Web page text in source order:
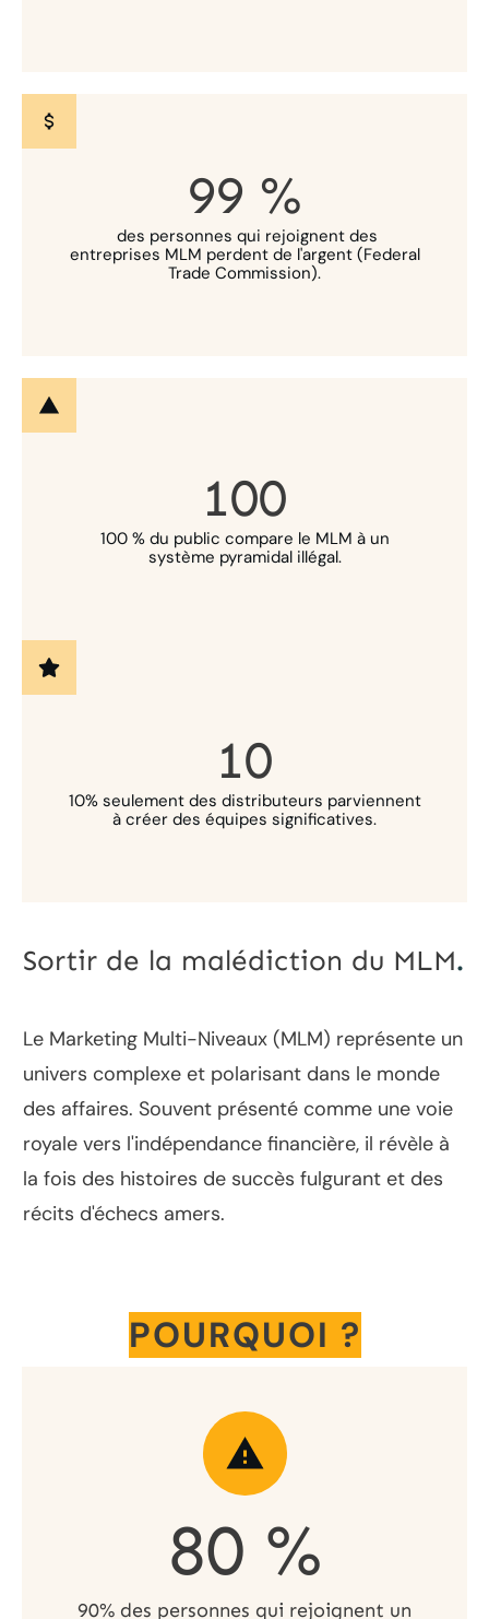
99 %
des personnes qui rejoignent des
entreprises MLM perdent de l'argent (Federal
Trade Commission).
100
100 % du public compare le MLM à un
système pyramidal illégal.
10
10% seulement des distributeurs parviennent
à créer des équipes significatives.
Sortir de la malédiction du MLM.
Le Marketing Multi-Niveaux (MLM) représente un
univers complexe et polarisant dans le monde
des affaires. Souvent présenté comme une voie
royale vers l'indépendance financière, il révèle à
la fois des histoires de succès fulgurant et des
récits d'échecs amers.
POURQUOI ?
90 %
90% des personnes qui rejoignent un